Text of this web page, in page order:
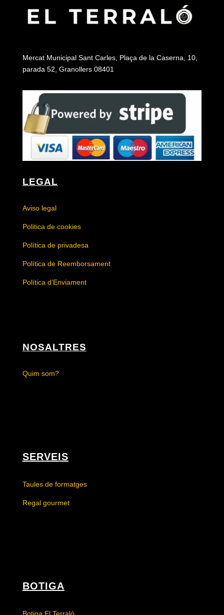
Mercat Municipal Sant Carles, Plaça de la Caserna, 10,
parada 52, Granollers 08401
LEGAL
Aviso legal
Politica de cookies
Política de privadesa
Política de Reemborsament
Política d’Enviament
NOSALTRES
Quim som?
SERVEIS
Taules de formatges
Regal gourmet
BOTIGA
Botiga El Terraló